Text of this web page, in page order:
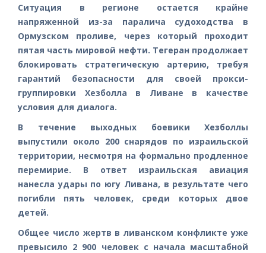
Ситуация в регионе остается крайне
напряженной из-за паралича судоходства в
Ормузском проливе, через который проходит
пятая часть мировой нефти. Тегеран продолжает
блокировать стратегическую артерию, требуя
гарантий безопасности для своей прокси-
группировки Хезболла в Ливане в качестве
условия для диалога.
В течение выходных боевики Хезболлы
выпустили около 200 снарядов по израильской
территории, несмотря на формально продленное
перемирие. В ответ израильская авиация
нанесла удары по югу Ливана, в результате чего
погибли пять человек, среди которых двое
детей.
Общее число жертв в ливанском конфликте уже
превысило 2 900 человек с начала масштабной